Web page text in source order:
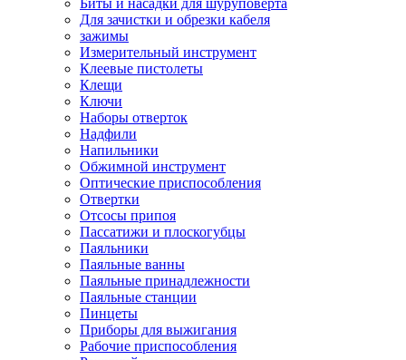
Для зачистки и обрезки кабеля
зажимы
Измерительный инструмент
Клеевые пистолеты
Клещи
Ключи
Наборы отверток
Надфили
Напильники
Обжимной инструмент
Оптические приспособления
Отвертки
Отсосы припоя
Пассатижи и плоскогубцы
Паяльники
Паяльные ванны
Паяльные принадлежности
Паяльные станции
Пинцеты
Приборы для выжигания
Рабочие приспособления